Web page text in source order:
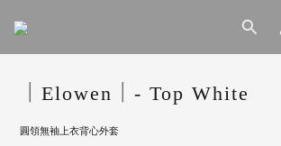
｜Elowen｜- Top White
圓領無袖上衣背心外套